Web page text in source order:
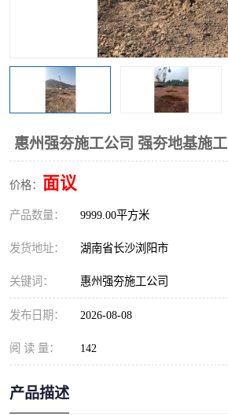
惠州强夯施工公司 强夯地基施工
价格： 面议
产品数量： 9999.00平方米
发货地址： 湖南省长沙浏阳市
关键词： 惠州强夯施工公司
发布日期： 2026-08-08
阅 读 量： 142
产品描述